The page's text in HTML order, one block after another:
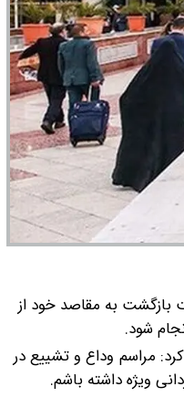
بازگشت به مقاصد خود از
شود.
مراسم وداع و تشییع در
ویژه داشته باشم.